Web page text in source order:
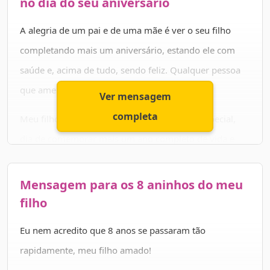
mais um ano de vida, com muitos motivos para ser
grato pelo caminho percorrido.
A alegria de um pai e de uma mãe é ver o seu filho
completando mais um aniversário, estando ele com
saúde e, acima de tudo, sendo feliz. Qualquer pessoa
que ame outra deseja nada menos que isso!
Meu filho, hoje é o seu dia. É um dia muito especial,
eu amo você.
Parabéns, meu amor, muitos anos de vida para você e
que eu possa estar do seu lado, para ver você
conquistar todos os seus sonhos e que eu possa te
Ver mensagem
completa
Mensagem para os 8 aninhos do meu
filho
Eu nem acredito que 8 anos se passaram tão
rapidamente, meu filho amado!